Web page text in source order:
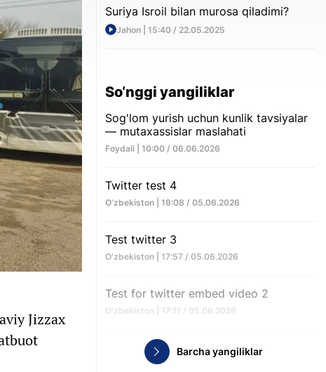
Jizzax
Suriya Isroil bilan murosa qiladimi?
Jahon | 15:40 / 22.05.2025
So‘nggi yangiliklar
Sog'lom yurish uchun kunlik tavsiyalar
— mutaxassislar maslahati
Foydali | 10:00 / 06.06.2026
Twitter test 4
O‘zbekiston | 18:08 / 05.06.2026
Test twitter 3
O‘zbekiston | 17:57 / 05.06.2026
Test for twitter embed video 2
O‘zbekiston | 17:11 / 05.06.2026
Barcha yangiliklar